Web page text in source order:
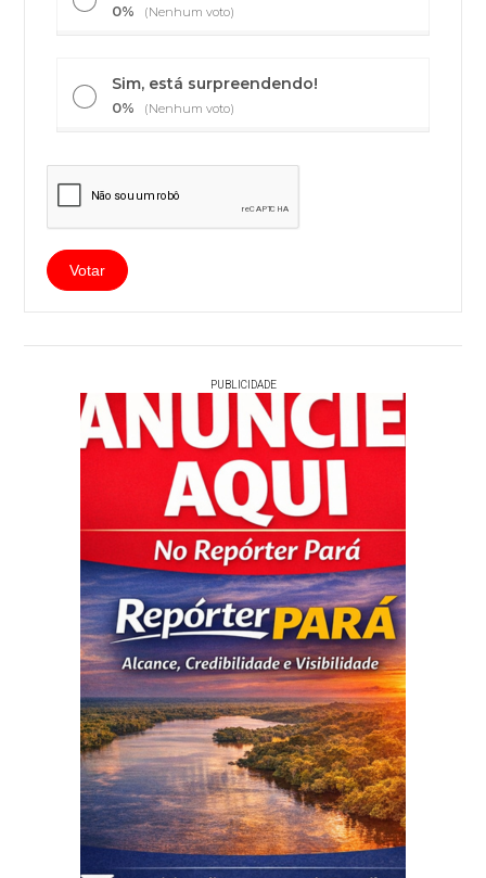
0% (Nenhum voto)
Sim, está surpreendendo!
0% (Nenhum voto)
PUBLICIDADE